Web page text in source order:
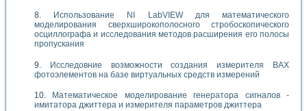
Использование NI LabVIEW для математического
моделирования сверхширокополосного стробоскопического
осциллографа и исследования методов расширения его полосы
пропускания
Исследовние возможности создания измерителя ВАХ
фотоэлементов на базе виртуальных средств измерений
Математическое моделирование генератора сигналов -
имитатора джиттера и измерителя параметров джиттера